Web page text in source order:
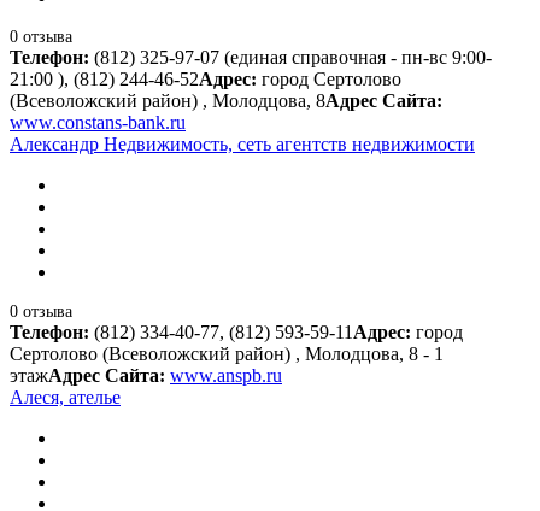
0 отзыва
Телефон: (812) 325-97-07 (единая справочная - пн-вс 9:00-
21:00 ), (812) 244-46-52Адрес: город Сертолово
(Всеволожский район) , Молодцова, 8Адрес Сайта:
www.constans-bank.ru
Александр Недвижимость, сеть агентств недвижимости
0 отзыва
Телефон: (812) 334-40-77, (812) 593-59-11Адрес: город
Сертолово (Всеволожский район) , Молодцова, 8 - 1
этажАдрес Сайта: www.anspb.ru
Алеся, ателье